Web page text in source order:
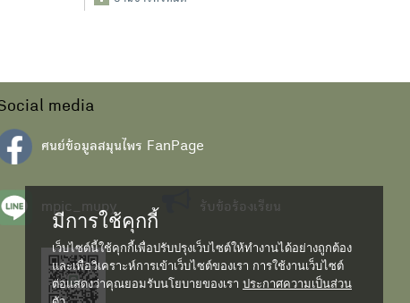
media
ศนย์ข้อมูลสมุนไพร FanPage
mpic_mupy รับข้อร้องเรียน
มีการใช้คุกกี้
เว็บไซต์นี้ใช้คุกกี้เพื่อปรับปรุงเว็บไซต์ให้ทำงานได้อย่างถูกต้อง
และเพื่อวิเคราะห์การเข้าเว็บไซต์ของเรา การใช้งานเว็บไซต์
ต่อแสดงว่าคุณยอมรับนโยบายของเรา ประกาศความเป็นส่วน